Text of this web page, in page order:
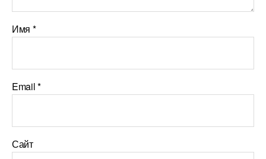
Имя *
Email*
Сайт